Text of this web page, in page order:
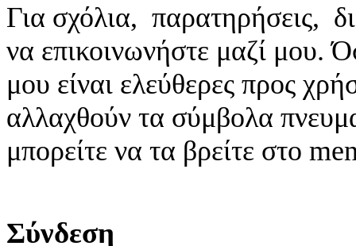
Για σχόλια, παρατηρήσεις,
να επικοινωνήστε μαζί μου.
μου είναι ελεύθερες προς
αλλαχθούν τα σύμβολα
μπορείτε να τα βρείτε στο
Σύνδεση